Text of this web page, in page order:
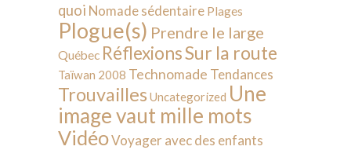
quoi Nomade sédentaire Plages
Plogue(s) Prendre le large
Québec RéflexionsSur la route
Taïwan 2008 Technomade Tendances
Trouvailles Uncategorized Une
image vaut mille mots
VidéoVoyager avec des enfants